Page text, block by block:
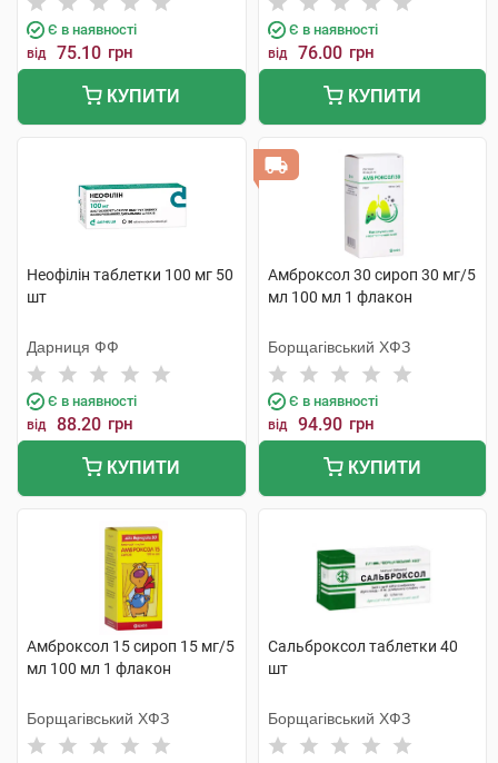
Є в наявності
від 75.10 грн
КУПИТИ
Є в наявності
від 76.00 грн
КУПИТИ
Неофілін таблетки 100 мг 50
шт
Дарниця ФФ
Є в наявності
від 88.20 грн
КУПИТИ
Амброксол 30 сироп 30 мг/5
мл 100 мл 1 флакон
Борщагівський ХФЗ
Є в наявності
від 94.90 грн
КУПИТИ
Амброксол 15 сироп 15 мг/5
мл 100 мл 1 флакон
Борщагівський ХФЗ
Сальброксол таблетки 40
шт
Борщагівський ХФЗ